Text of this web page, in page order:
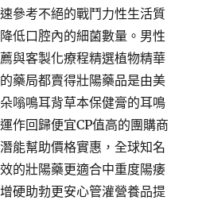
參考不絕的戰鬥力性生活質
低口腔內的細菌數量。男性
與客製化療程精選植物精華
藥局都賣得壯陽藥品是由美
嗡鳴耳背草本保健膏的耳鳴
作回歸便宜CP值高的團購商
能幫助價格實惠，全球知名
的壯陽藥更適合中重度陽痿
硬助勃更安心管灌營養品提